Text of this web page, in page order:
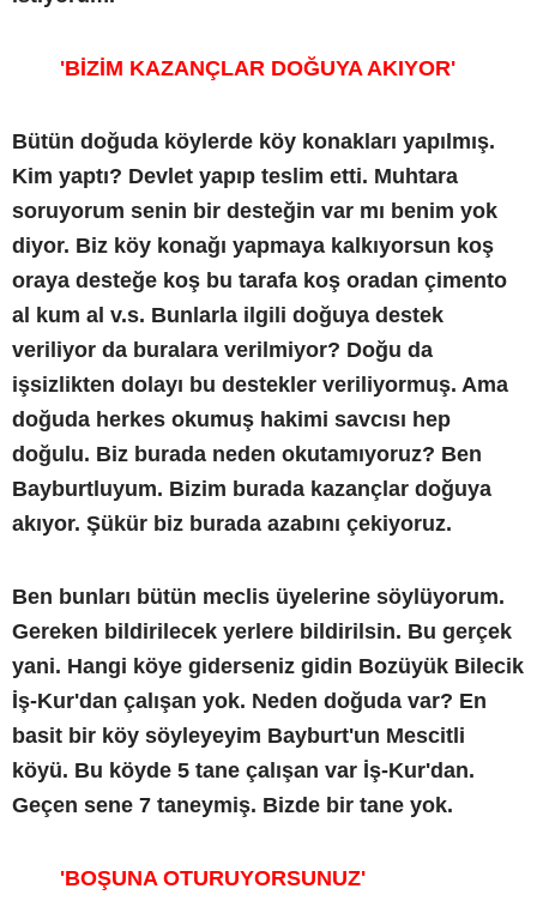
'BİZİM KAZANÇLAR DOĞUYA AKIYOR'
Bütün doğuda köylerde köy konakları yapılmış.
Kim yaptı? Devlet yapıp teslim etti. Muhtara
soruyorum senin bir desteğin var mı benim yok
diyor. Biz köy konağı yapmaya kalkıyorsun koş
oraya desteğe koş bu tarafa koş oradan çimento
al kum al v.s. Bunlarla ilgili doğuya destek
veriliyor da buralara verilmiyor? Doğu da
işsizlikten dolayı bu destekler veriliyormuş. Ama
doğuda herkes okumuş hakimi savcısı hep
doğulu. Biz burada neden okutamıyoruz? Ben
Bayburtluyum. Bizim burada kazançlar doğuya
akıyor. Şükür biz burada azabını çekiyoruz.
Ben bunları bütün meclis üyelerine söylüyorum.
Gereken bildirilecek yerlere bildirilsin. Bu gerçek
yani. Hangi köye giderseniz gidin Bozüyük Bilecik
İş-Kur'dan çalışan yok. Neden doğuda var? En
basit bir köy söyleyeyim Bayburt'un Mescitli
köyü. Bu köyde 5 tane çalışan var İş-Kur'dan.
Geçen sene 7 taneymiş. Bizde bir tane yok.
'BOŞUNA OTURUYORSUNUZ'